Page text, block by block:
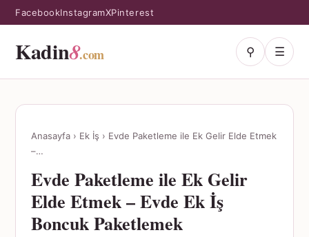
FacebookInstagramXPinterest
Kadin8.com ⚲ ☰
Anasayfa › Ek İş › Evde Paketleme ile Ek Gelir Elde Etmek
–…
Evde Paketleme ile Ek Gelir
Elde Etmek – Evde Ek İş
Boncuk Paketlemek